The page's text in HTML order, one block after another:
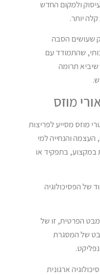
ולמקום החדש
יותר.
שעושים הסבה
שהתמודד עם
שיביא תרומה
מוזס
של אורי מוזס מסייע לפריצות
והנחייה למי
במקצוע, בתפקיד או
של הפסיכולוגיה
הפרטית, זו של
של המסגרת
ארגונית